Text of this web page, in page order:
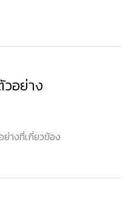
อย่าง
างที่เกี่ยวข้อง